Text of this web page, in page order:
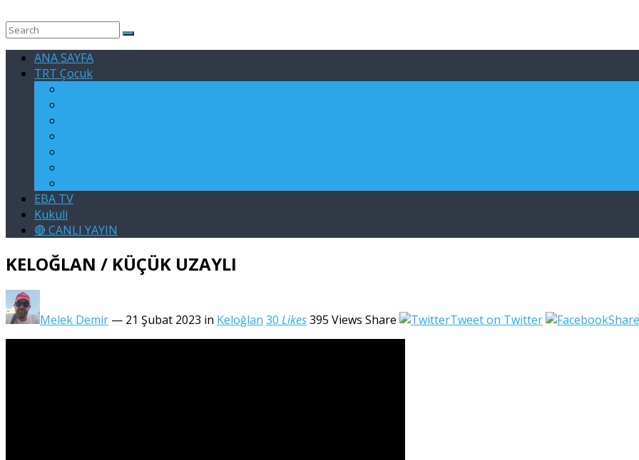
ANA SAYFA
TRT Çocuk
EBA TV
Kukuli
🔴 CANLI YAYIN
KELOĞLAN / KÜÇÜK UZAYLI
Melek Demir — 21 Şubat 2023 in Keloğlan 30 Likes395 Views Share Tweet on Twitter